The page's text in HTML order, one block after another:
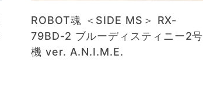
ROBOT魂 ＜SIDE MS＞ RX-
79BD-2 ブルーディスティニー2号
機 ver. A.N.I.M.E.